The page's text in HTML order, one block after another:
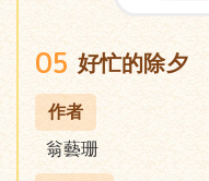
05 好忙的除夕
作者
翁藝珊